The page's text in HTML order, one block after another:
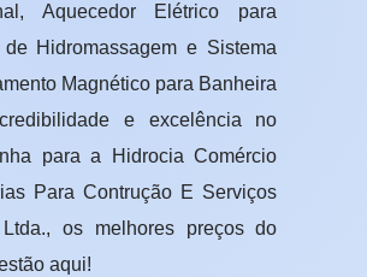
Aquecedor Elétrico para
de Hidromassagem e Sistema
Magnético para Banheira
e excelência no
para a Hidrocia Comércio
Para Contrução E Serviços
Ltda., os melhores preços do
aqui!